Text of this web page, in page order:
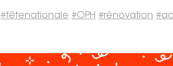
#fêtenationale #OPH #rénovation #